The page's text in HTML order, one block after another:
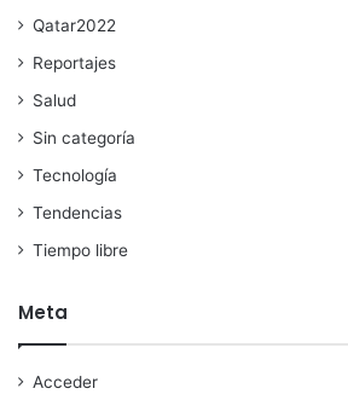
Qatar2022
Reportajes
Salud
Sin categoría
Tecnología
Tendencias
Tiempo libre
Meta
Acceder